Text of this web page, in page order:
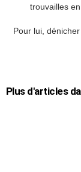
trouvailles
Pour lui,
Plus d'articles